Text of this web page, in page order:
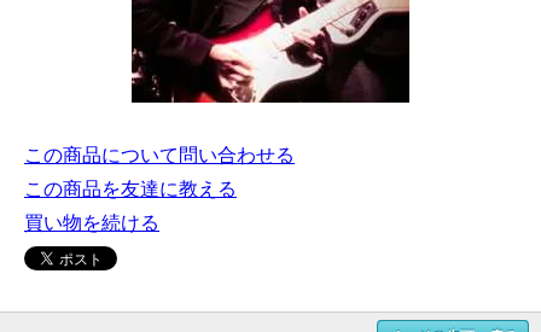
この商品について問い合わせる
この商品を友達に教える
買い物を続ける